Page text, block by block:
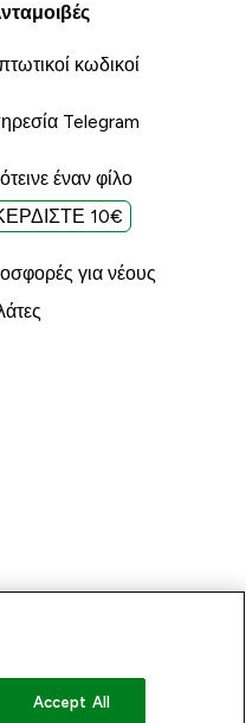
κωδικοί
Telegram
έναν φίλο
10€
για νέους
Accept All